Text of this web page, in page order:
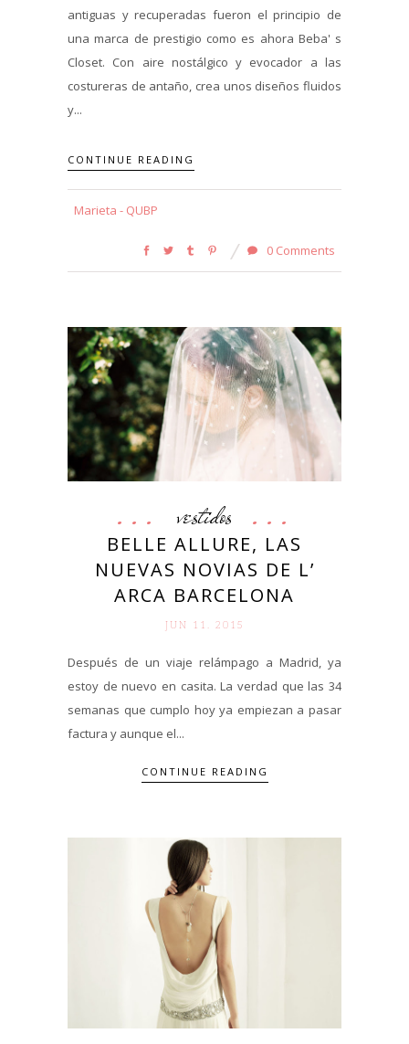
antiguas y recuperadas fueron el principio de
una marca de prestigio como es ahora Beba' s
Closet. Con aire nostálgico y evocador a las
costureras de antaño, crea unos diseños fluidos
y...
CONTINUE READING
Marieta - QUBP
0 Comments
vestidos
BELLE ALLURE, LAS
NUEVAS NOVIAS DE L’
ARCA BARCELONA
JUN 11. 2015
Después de un viaje relámpago a Madrid, ya
estoy de nuevo en casita. La verdad que las 34
semanas que cumplo hoy ya empiezan a pasar
factura y aunque el...
CONTINUE READING